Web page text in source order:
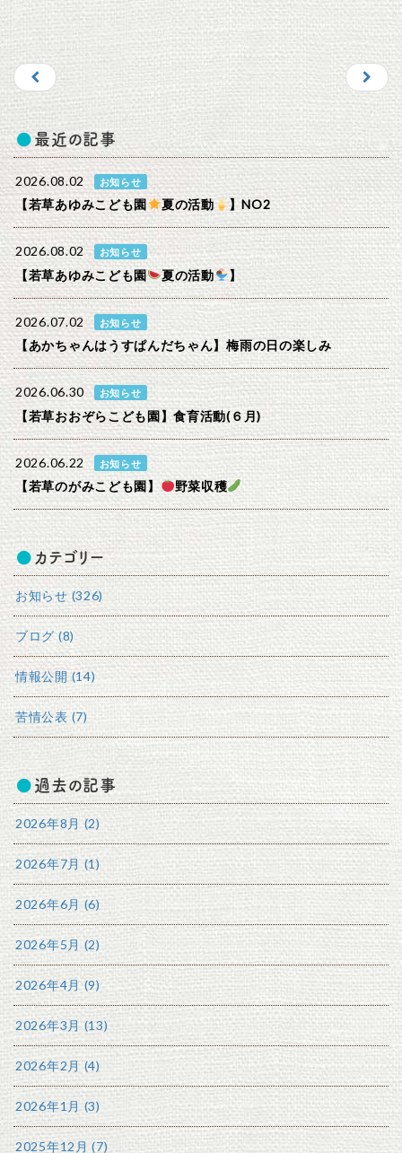
最近の記事
2026.08.02 お知らせ
【若草あゆみこども園 夏の活動 】NO2
2026.08.02 お知らせ
【若草あゆみこども園 夏の活動 】
2026.07.02 お知らせ
【あかちゃんはうすぱんだちゃん】梅雨の日の楽しみ
2026.06.30 お知らせ
【若草おおぞらこども園】食育活動(６月)
2026.06.22 お知らせ
【若草のがみこども園】 野菜収穫
カテゴリー
お知らせ (326)
ブログ (8)
情報公開 (14)
苦情公表 (7)
過去の記事
2026年8月 (2)
2026年7月 (1)
2026年6月 (6)
2026年5月 (2)
2026年4月 (9)
2026年3月 (13)
2026年2月 (4)
2026年1月 (3)
2025年12月 (7)